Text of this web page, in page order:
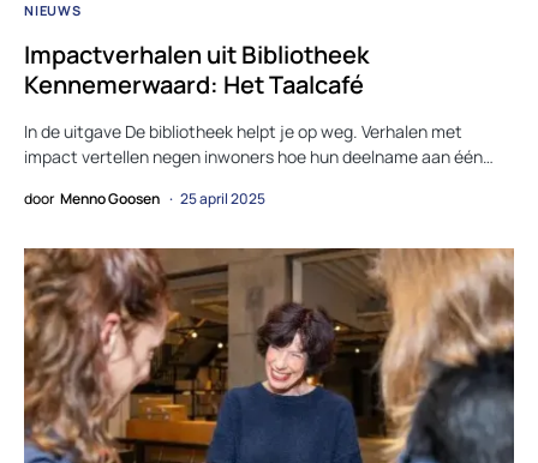
NIEUWS
Impactverhalen uit Bibliotheek
Kennemerwaard: Het Taalcafé
In de uitgave De bibliotheek helpt je op weg. Verhalen met
impact vertellen negen inwoners hoe hun deelname aan één…
door Menno Goosen 25 april 2025